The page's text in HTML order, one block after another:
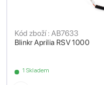
Blinkr Aprilia RSV 1000
Kód zboží : AB7633
1 Skladem